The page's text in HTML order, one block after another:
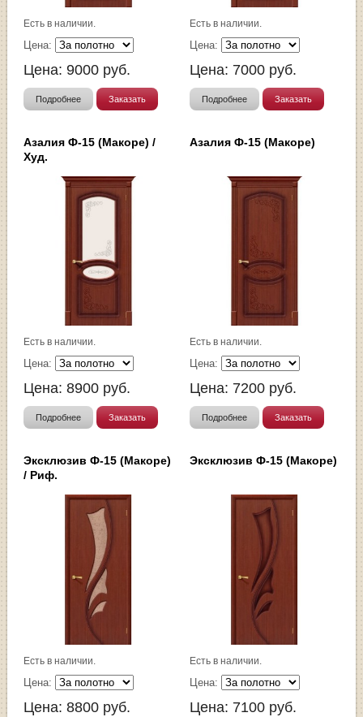
Есть в наличии.
Цена:
Цена:9000 руб.
Подробнее Заказать
Есть в наличии.
Цена:
Цена: 7000 руб.
Подробнее Заказать
Азалия Ф-15 (Макоре) /
Худ.
Есть в наличии.
Цена:
Цена:8900 руб.
Подробнее Заказать
Азалия Ф-15 (Макоре)
Есть в наличии.
Цена:
Цена: 7200 руб.
Подробнее Заказать
Эксклюзив Ф-15 (Макоре)
/ Риф.
Есть в наличии.
Цена:
Цена:8800 руб.
Эксклюзив Ф-15 (Макоре)
Есть в наличии.
Цена:
Цена: 7100 руб.